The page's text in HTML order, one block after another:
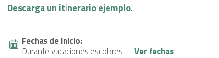
Descarga un itinerario ejemplo.
Fechas de Inicio:
Durante vacaciones escolares
Ver fechas